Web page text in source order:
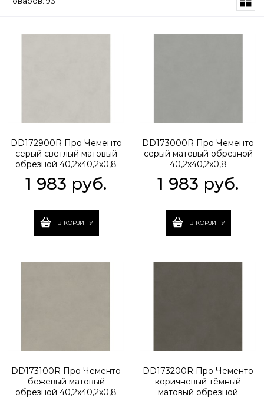
DD172900R Про Чементо
серый светлый матовый
обрезной 40,2x40,2x0,8
1 983 руб.
В КОРЗИНУ
DD173000R Про Чементо
серый матовый обрезной
40,2x40,2x0,8
1 983 руб.
В КОРЗИНУ
DD173100R Про Чементо
бежевый матовый
обрезной 40,2x40,2x0,8
DD173200R Про Чементо
коричневый тёмный
матовый обрезной